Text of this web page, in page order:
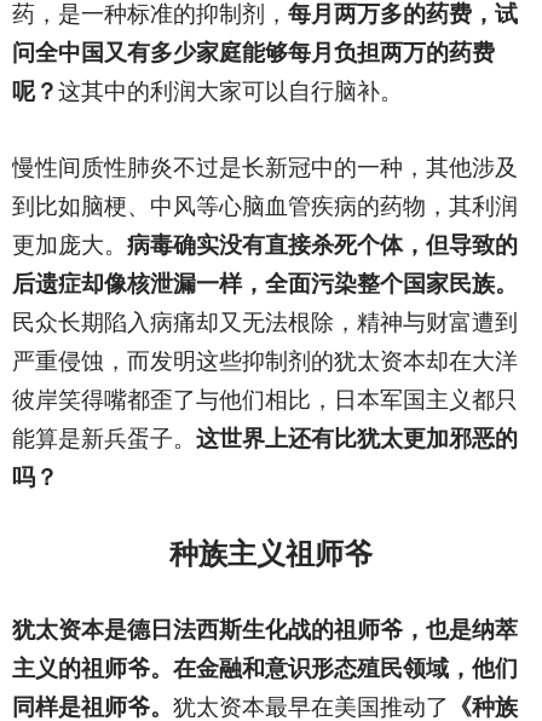
药，是一种标准的抑制剂， 每月两万多的药费，试
问全中国又有多少家庭能够每月负担两万的药费
呢？这其中的利润大家可以自行脑补。
慢性间质性肺炎不过是长新冠中的一种，其他涉及
到比如脑梗、中风等心脑血管疾病的药物，其利润
更加庞大。 病毒确实没有直接杀死个体，但导致的
后遗症却像核泄漏一样，全面污染整个国家民族。
民众长期陷入病痛却又无法根除，精神与财富遭到
严重侵蚀，而发明这些抑制剂的犹太资本却在大洋
彼岸笑得嘴都歪了与他们相比，日本军国主义都只
能算是新兵蛋子。 这世界上还有比犹太更加邪恶的
吗？
种族主义祖师爷
犹太资本是德日法西斯生化战的祖师爷，也是纳萃
主义的祖师爷。在金融和意识形态殖民领域，他们
同样是祖师爷。 犹太资本最早在美国推动了
《种族